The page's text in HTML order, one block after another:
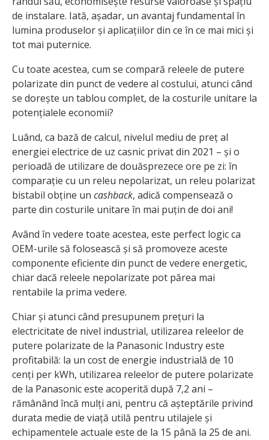
de instalare. Iată, așadar, un avantaj fundamental în
lumina produselor și aplicațiilor din ce în ce mai mici și
tot mai puternice.
Cu toate acestea, cum se compară releele de putere
polarizate din punct de vedere al costului, atunci când
se dorește un tablou complet, de la costurile unitare la
potențialele economii?
Luând, ca bază de calcul, nivelul mediu de preț al
energiei electrice de uz casnic privat din 2021 – și o
perioadă de utilizare de douăsprezece ore pe zi: în
comparație cu un releu nepolarizat, un releu polarizat
bistabil obține un cashback, adică compensează o
parte din costurile unitare în mai puțin de doi ani!
Având în vedere toate acestea, este perfect logic ca
OEM-urile să folosească și să promoveze aceste
componente eficiente din punct de vedere energetic,
chiar dacă releele nepolarizate pot părea mai
rentabile la prima vedere.
Chiar și atunci când presupunem prețuri la
electricitate de nivel industrial, utilizarea releelor de
putere polarizate de la Panasonic Industry este
profitabilă: la un cost de energie industrială de 10
cenți per kWh, utilizarea releelor de putere polarizate
de la Panasonic este acoperită după 7,2 ani –
rămânând încă mulți ani, pentru că așteptările privind
durata medie de viață utilă pentru utilajele și
echipamentele actuale este de la 15 până la 25 de ani.